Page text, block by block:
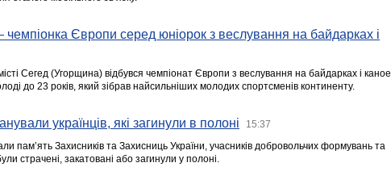
Європи серед юніорок з веслування на байдарках і
Сегед (Угорщина) відбувся чемпіонат Європи з веслування на байдарках і каное
до 23 років, який зібрав найсильніших молодих спортсменів континенту.
українців, які загинули в полоні 15:37
пам’ять Захисників та Захисниць України, учасників добровольчих формувань та
страчені, закатовані або загинули у полоні.